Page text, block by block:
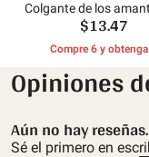
Colgante de los
tesoro de plata
$13.47
Compre 6 y obtenga
Opiniones
Aún no hay reseñas.
Sé el primero en